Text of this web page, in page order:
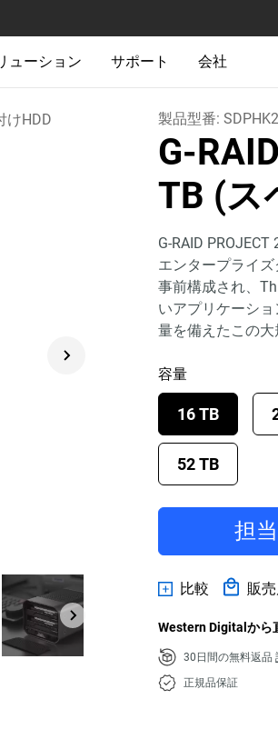
ューション サポート 会社
けHDD 製品型番:
G-
TB (ス
G-RAID
エンタープライ
事前構成され、
いアプリケーシ
量を備えたこの
容量
16 TB
52 TB
担
比較 販
Western Digitalから
30日間の無料返品
正規品保証